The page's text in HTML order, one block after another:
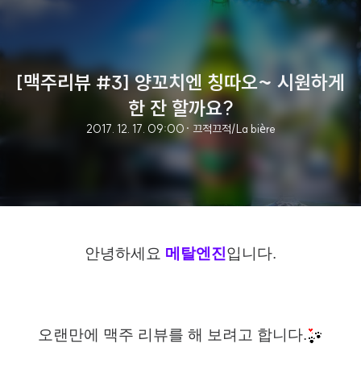
[맥주리뷰 #3] 양꼬치엔 칭따오~ 시원하게
한 잔 할까요?
2017. 12. 17. 09:00 · 끄적끄적/La bière
안녕하세요 메탈엔진입니다.
오랜만에 맥주 리뷰를 해 보려고 합니다.